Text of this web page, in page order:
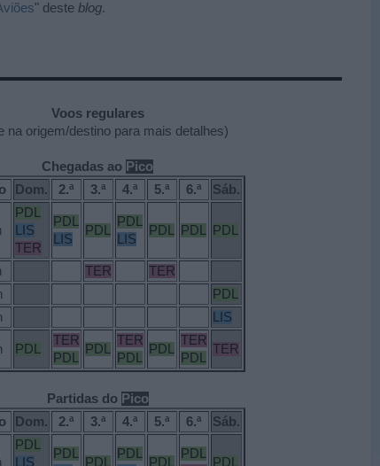
" deste blog.
Voos regulares
na origem/destino para mais detalhes)
Chegadas ao Pico
Dom. 2.ª 3.ª 4.ª 5.ª 6.ª Sáb.
PDL
LIS
TER
PDL
LIS
PDL
PDL
LIS
PDL PDL PDL
TER
TER
PDL
LIS
PDL
TER
PDL
PDL
TER
PDL
PDL
TER
PDL
TER
Partidas do Pico
Dom. 2.ª 3.ª 4.ª 5.ª 6.ª Sáb.
PDL
LIS
PDL
PDL
PDL
PDL
PDL
PDL